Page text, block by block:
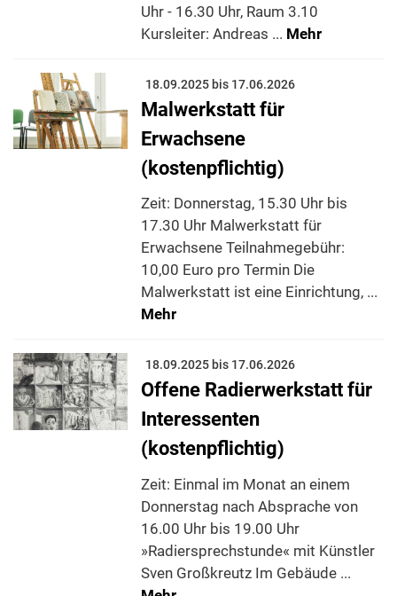
Uhr - 16.30 Uhr, Raum 3.10
Kursleiter: Andreas ... Mehr
18.09.2025 bis 17.06.2026
Malwerkstatt für
Erwachsene
(kostenpflichtig)
Zeit: Donnerstag, 15.30 Uhr bis
17.30 Uhr Malwerkstatt für
Erwachsene Teilnahmegebühr:
10,00 Euro pro Termin Die
Malwerkstatt ist eine Einrichtung, ...
Mehr
18.09.2025 bis 17.06.2026
Offene Radierwerkstatt für
Interessenten
(kostenpflichtig)
Zeit: Einmal im Monat an einem
Donnerstag nach Absprache von
16.00 Uhr bis 19.00 Uhr
»Radiersprechstunde« mit Künstler
Sven Großkreutz Im Gebäude ...